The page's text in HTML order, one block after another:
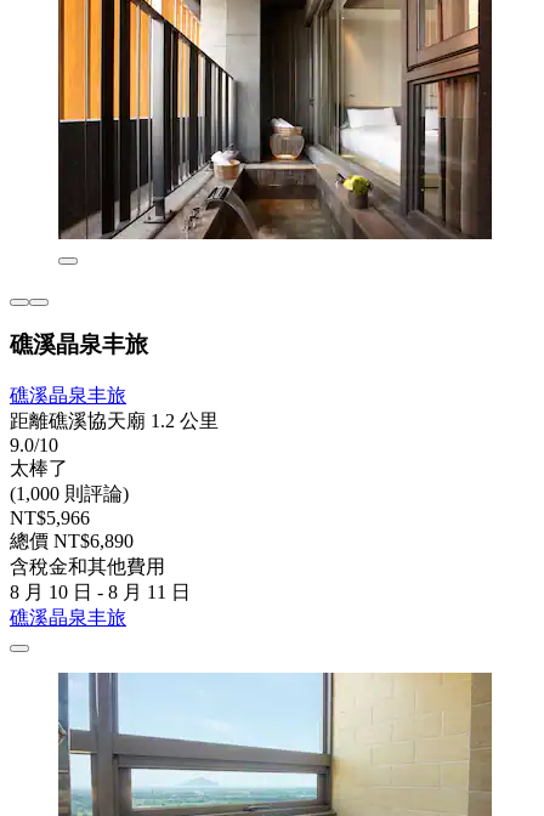
礁溪晶泉丰旅
礁溪晶泉丰旅
距離礁溪協天廟 1.2 公里
9.0/10
太棒了
(1,000 則評論)
NT$5,966
總價 NT$6,890
含稅金和其他費用
8 月 10 日 - 8 月 11 日
礁溪晶泉丰旅